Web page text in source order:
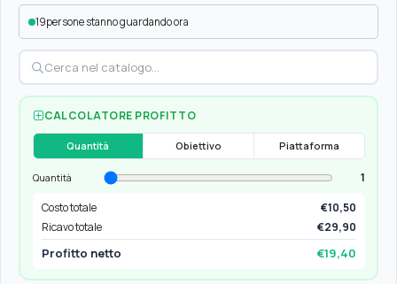
19persone stanno guardando ora
CALCOLATORE PROFITTO
Quantità Obiettivo Piattaforma
Quantità
1
Costo totale
€10,50
Ricavo totale
€29,90
Profitto netto €19,40